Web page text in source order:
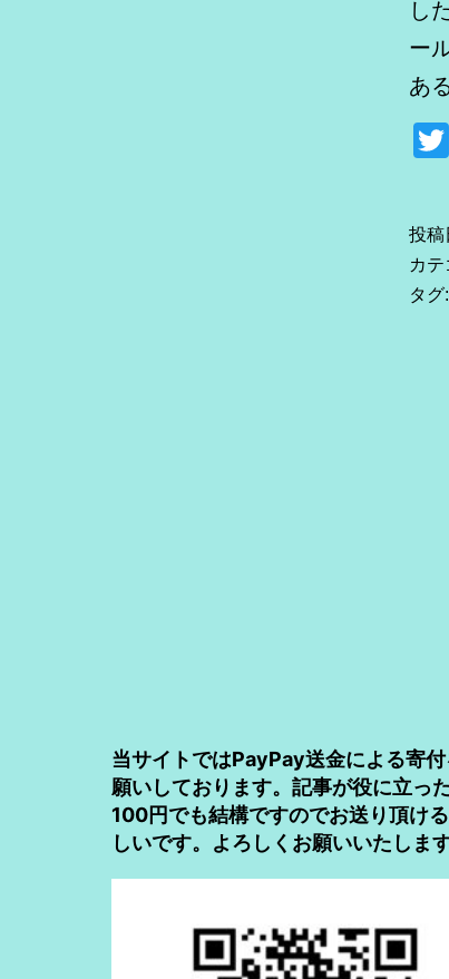
し
ー
あ
投稿
カテ
タグ:
当サイトではPayPay送金による寄
願いしております。記事が役に立っ
100円でも結構ですのでお送り頂け
しいです。よろしくお願いいたします